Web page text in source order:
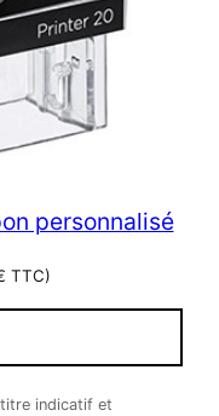
personnalisé
TTC)
indicatif et